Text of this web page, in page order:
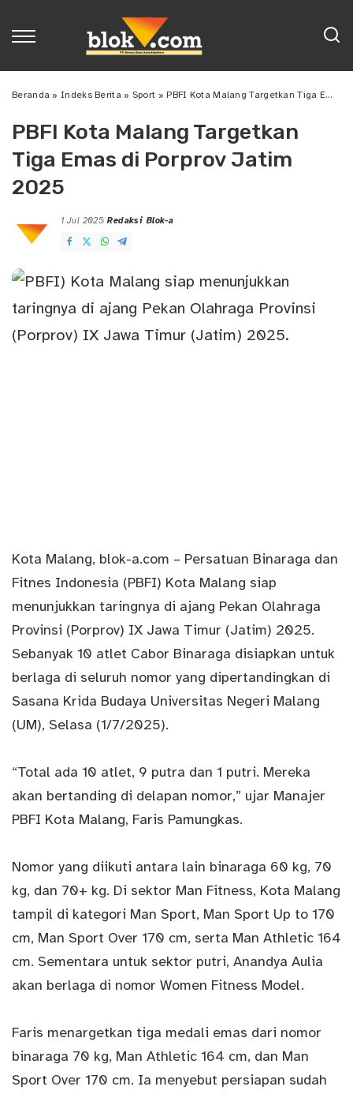
Beranda »Indeks Berita » Sport »PBFI Kota Malang Targetkan Tiga Emas di Porprov Jatim 2025
PBFI Kota Malang Targetkan
Tiga Emas di Porprov Jatim
2025
1 Jul 2025
Posted
by
Redaksi Blok-a
Kota Malang, blok-a.com – Persatuan Binaraga dan
Fitnes Indonesia (PBFI) Kota Malang siap
menunjukkan taringnya di ajang Pekan Olahraga
Provinsi (Porprov) IX Jawa Timur (Jatim) 2025.
Sebanyak 10 atlet Cabor Binaraga disiapkan untuk
berlaga di seluruh nomor yang dipertandingkan di
Sasana Krida Budaya Universitas Negeri Malang
(UM), Selasa (1/7/2025).
“Total ada 10 atlet, 9 putra dan 1 putri. Mereka
akan bertanding di delapan nomor,” ujar Manajer
PBFI Kota Malang, Faris Pamungkas.
Nomor yang diikuti antara lain binaraga 60 kg, 70
kg, dan 70+ kg. Di sektor Man Fitness, Kota Malang
tampil di kategori Man Sport, Man Sport Up to 170
cm, Man Sport Over 170 cm, serta Man Athletic 164
cm. Sementara untuk sektor putri, Anandya Aulia
akan berlaga di nomor Women Fitness Model.
Faris menargetkan tiga medali emas dari nomor
binaraga 70 kg, Man Athletic 164 cm, dan Man
Sport Over 170 cm. Ia menyebut persiapan sudah